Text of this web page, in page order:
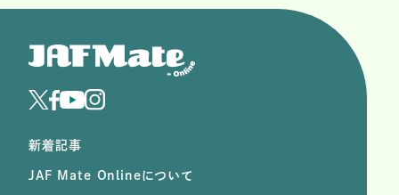
新着記事
JAF Mate Onlineについて